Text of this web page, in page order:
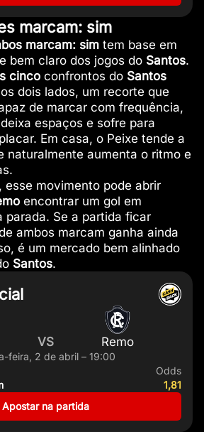
marcam: sim
marcam: simtem base em
bem claro dos jogos do Santos.
cincoconfrontos do Santos
dois lados, um recorte que
de marcar com frequência,
espaços e sofre para
Em casa, o Peixe tende a
naturalmente aumenta o ritmo e
esse movimento pode abrir
encontrar um gol em
parada. Se a partida ficar
ambos marcam ganha ainda
é um mercado bem alinhado
Santos.
VS Remo
feira, 2 de abril – 19:00
Odds
1,81
Apostar na partida